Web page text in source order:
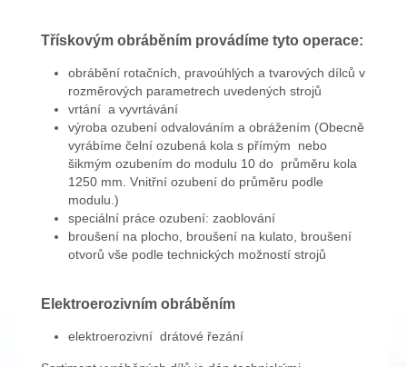
Třískovým obráběním provádíme tyto operace:
obrábění rotačních, pravoúhlých a tvarových dílců v
rozměrových parametrech uvedených strojů
vrtání a vyvrtávání
výroba ozubení odvalováním a obrážením (Obecně
vyrábíme čelní ozubená kola s přímým nebo
šikmým ozubením do modulu 10 do průměru kola
1250 mm. Vnitřní ozubení do průměru podle
modulu.)
speciální práce ozubení: zaoblování
broušení na plocho, broušení na kulato, broušení
otvorů vše podle technických možností strojů
Elektroerozivním obráběním
elektroerozivní drátové řezání